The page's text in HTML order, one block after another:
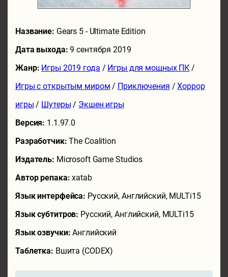
Название: Gears 5 - Ultimate Edition
Дата выхода:9 сентября 2019
Жанр: Игры 2019 года / Игры для мощных ПК /
Игры с открытым миром / Приключения /Хоррор
игры / Шутеры / Экшен игры
Версия: 1.1.97.0
Разработчик:The Coalition
Издатель: Microsoft Game Studios
Автор репака:xatab
Язык интерфейса: Русский, Английский, MULTi15
Язык субтитров: Русский, Английский, MULTi15
Язык озвучки:Английский
Таблетка: Вшита (CODEX)